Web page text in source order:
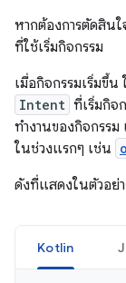
หากต้องการตัดสินใ
ที่ใช้เริ่มกิจกรรม
เมื่อกิจกรรมเริ่มขึ้น
Intent ที่เริ่มกิจ
ทำงานของกิจกรรม
ในช่วงแรกๆ เช่น
ดังที่แสดงในตัวอย่
Kotlin